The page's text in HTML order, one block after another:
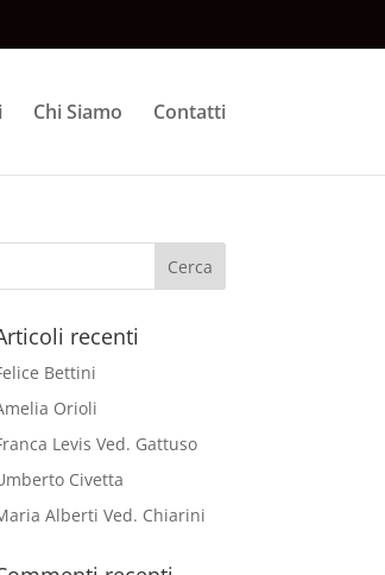
Chi Siamo Contatti
recenti
Bettini
Orioli
Levis Ved. Gattuso
Civetta
Alberti Ved. Chiarini